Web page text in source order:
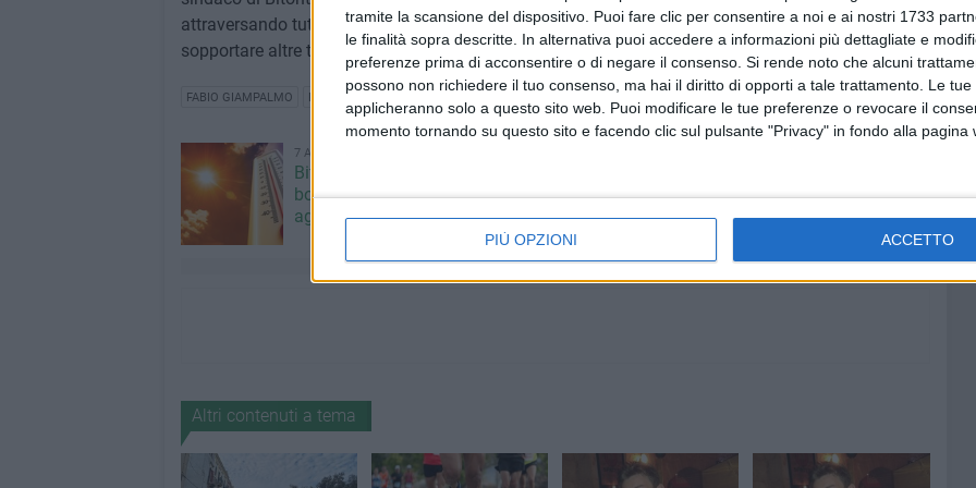
tramite la scansione del dispositivo. Puoi fare clic per consentire a noi e ai nostri 1733
le finalità sopra descritte. In alternativa puoi accedere a informazioni più dettagliate e
preferenze prima di acconsentire o di negare il consenso. Si rende noto che alcuni
possono non richiedere il tuo consenso, ma hai il diritto di opporti a tale trattamento. Le
applicheranno solo a questo sito web. Puoi modificare le tue preferenze o revocare il
momento tornando su questo sito e facendo clic sul pulsante "Privacy" in fondo alla pagina
PIÙ OPZIONI ACCETTO
attraversando tutto il Paese (il Sud in particolare). Ma Bitonto ha già sofferto troppo per
sopportare altre tragedie come questa».
FABIO GIAMPALMO PAOLO CAPRIO
7 AGOSTO 2026
Bitonto nella morsa del caldo:
bollino rosso prolungato all'8
agosto
Io comincio a vedere una
piazza» - VIDEO
Altri contenuti a tema